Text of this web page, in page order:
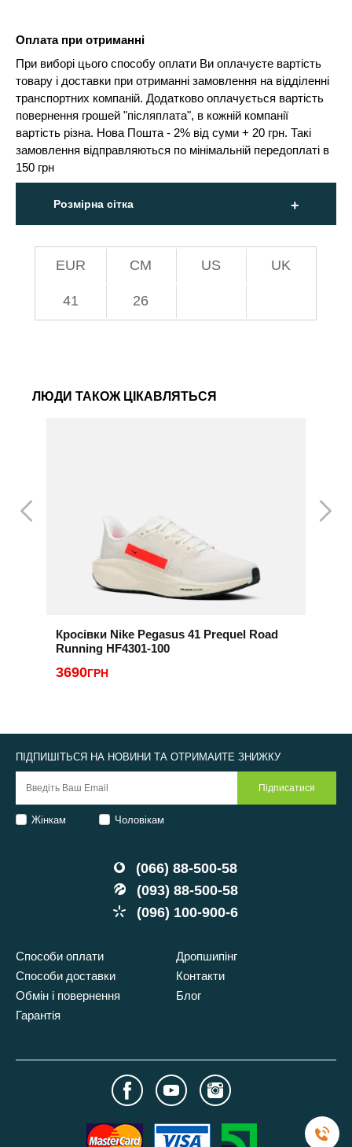
Оплата при отриманні
При виборі цього способу оплати Ви оплачуєте вартість
товару і доставки при отриманні замовлення на відділенні
транспортних компаній. Додатково оплачується вартість
повернення грошей "післяплата", в кожній компанії
вартість різна. Нова Пошта - 2% від суми + 20 грн. Такі
замовлення відправляються по мінімальній передоплаті в
150 грн
Розмірна сітка
EUR СМ US UK
41 26
ЛЮДИ ТАКОЖ ЦІКАВЛЯТЬСЯ
Кросівки Nike Pegasus 41 Prequel Road
Running HF4301-100
3690ГРН
(066) 88-500-58
(093) 88-500-58
(096) 100-900-6
Способи оплати
Способи доставки
Обмін і повернення
Гарантія
Дропшипінг
Контакти
Блог
ПІДПИШІТЬСЯ НА НОВИНИ ТА ОТРИМАЙТЕ ЗНИЖКУ
Жінкам Чоловікам